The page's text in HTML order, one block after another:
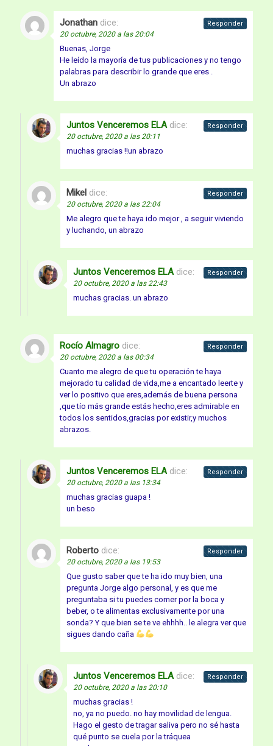
Jonathan dice:
20 octubre, 2020 a las 20:04
Buenas, Jorge
He leído la mayoría de tus publicaciones y no tengo
palabras para describir lo grande que eres .
Un abrazo
Responder
Juntos Venceremos ELA dice:
20 octubre, 2020 a las 20:11
muchas gracias !!un abrazo
Responder
Mikel dice:
20 octubre, 2020 a las 22:04
Me alegro que te haya ido mejor , a seguir viviendo
y luchando, un abrazo
Responder
Juntos Venceremos ELA dice:
20 octubre, 2020 a las 22:43
muchas gracias. un abrazo
Responder
Rocío Almagro dice:
20 octubre, 2020 a las 00:34
Cuanto me alegro de que tu operación te haya
mejorado tu calidad de vida,me a encantado leerte y
ver lo positivo que eres,además de buena persona
,que tío más grande estás hecho,eres admirable en
todos los sentidos,gracias por existir,y muchos
abrazos.
Responder
Juntos Venceremos ELA dice:
20 octubre, 2020 a las 13:34
muchas gracias guapa !
un beso
Responder
Roberto dice:
20 octubre, 2020 a las 19:53
Que gusto saber que te ha ido muy bien, una
pregunta Jorge algo personal, y es que me
preguntaba si tu puedes comer por la boca y
beber, o te alimentas exclusivamente por una
sonda? Y que bien se te ve ehhhh.. le alegra ver que
sigues dando caña
Responder
Juntos Venceremos ELA dice:
20 octubre, 2020 a las 20:10
muchas gracias !
no, ya no puedo. no hay movilidad de lengua.
Hago el gesto de tragar saliva pero no sé hasta
qué punto se cuela por la tráquea
Responder